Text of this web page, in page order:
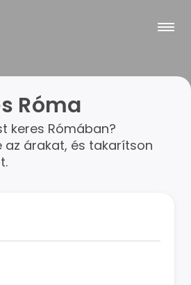
Róma
keres Rómában?
az árakat, és takarítson